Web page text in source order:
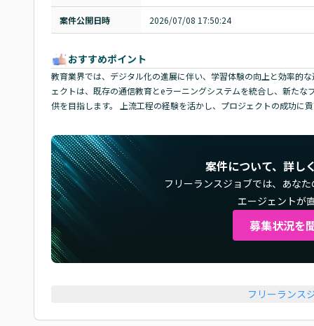
案件公開日時 2026/07/08 17:50:24
おすすめポイント
教育業界では、デジタル化の進展に伴い、学習体験の向上と効率的
ェクトは、既存の通信教育とeラーニングシステムを統合し、新た
供を目指します。 上流工程の経験を活かし、プロジェクトの成功に
案件について、詳し
フリーランスジョブでは、 あな
エージェントが
募集状況を
フリーランス